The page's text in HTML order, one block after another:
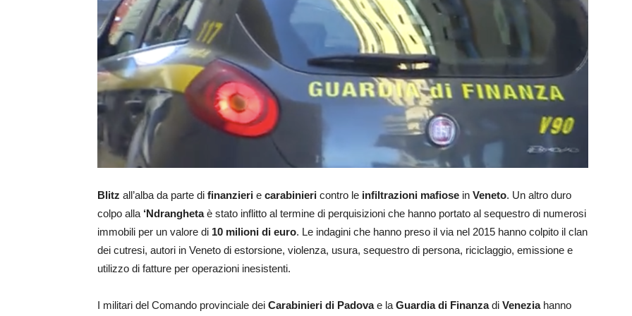
Blitz all’alba da parte di finanzieri e carabinieri contro le infiltrazioni mafiose in Veneto. Un altro duro
colpo alla ‘Ndranghetaè stato inflitto al termine di perquisizioni che hanno portato al sequestro di numerosi
immobili per un valore di 10 milioni di euro. Le indagini che hanno preso il via nel 2015 hanno colpito il clan
dei cutresi, autori in Veneto di estorsione, violenza, usura, sequestro di persona, riciclaggio, emissione e
utilizzo di fatture per operazioni inesistenti.
I militari del Comando provinciale dei Carabinieri di Padovae la Guardia di Finanzadi Veneziahanno